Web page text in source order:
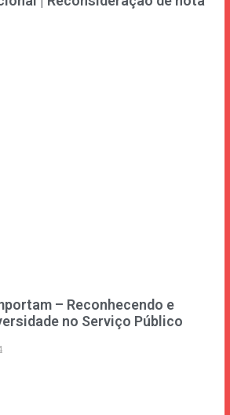
– Reconhecendo e
no Serviço Público